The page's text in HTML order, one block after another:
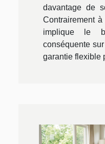
davantage de
Contrairement
implique le
conséquente
garantie flexible